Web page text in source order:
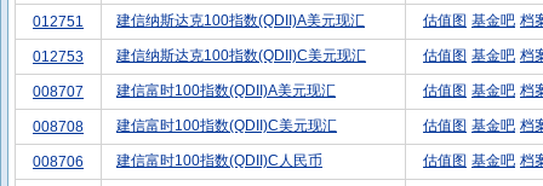
012751 建信纳斯达克100指数(QDII)A美元现汇 估值图 基金吧 档
012753 建信纳斯达克100指数(QDII)C美元现汇 估值图 基金吧 档
008707 建信富时100指数(QDII)A美元现汇 估值图 基金吧 档
008708 建信富时100指数(QDII)C美元现汇 估值图 基金吧 档
008706 建信富时100指数(QDII)C人民币 估值图 基金吧 档